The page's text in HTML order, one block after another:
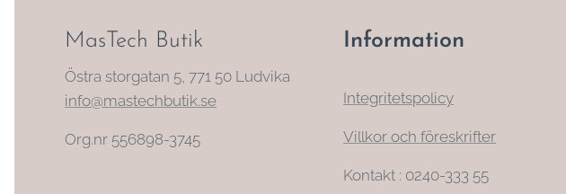
MasTech Butik
Östra storgatan 5, 771 50 Ludvika
info@mastechbutik.se
Org.nr 556898-3745
Information
Integritetspolicy
Villkor och föreskrifter
Kontakt : 0240-333 55